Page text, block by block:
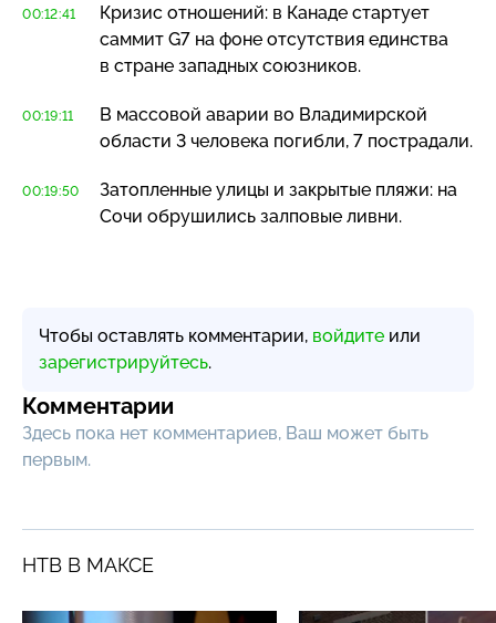
00:12:41
Кризис отношений: в Канаде стартует
саммит G7 на фоне отсутствия единства
в стране западных союзников.
00:19:11
В массовой аварии во Владимирской
области 3 человека погибли, 7 пострадали.
00:19:50
Затопленные улицы и закрытые пляжи: на
Сочи обрушились залповые ливни.
Чтобы оставлять комментарии, войдите или
зарегистрируйтесь.
Комментарии
Здесь пока нет комментариев, Ваш может быть
первым.
НТВ В МАКСЕ